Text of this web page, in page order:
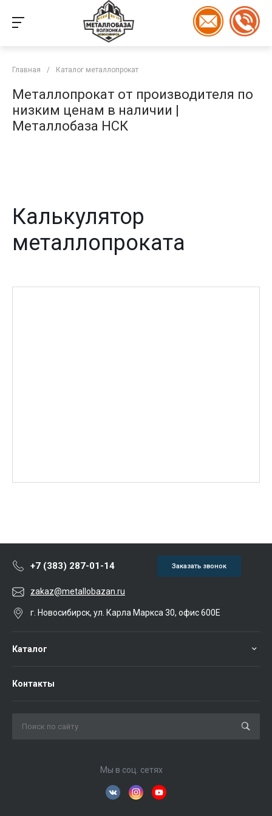
Главная / Каталог металлопрокат
Металлопрокат от производителя по
низким ценам в наличии |
Металлобаза НСК
Калькулятор
металлопроката
+7 (383) 287-01-14 Заказать звонок
zakaz@metallobazan.ru
г. Новосибирск, ул. Карла Маркса 30, офис 600Е
Каталог
Контакты
Мы в соц. сетях